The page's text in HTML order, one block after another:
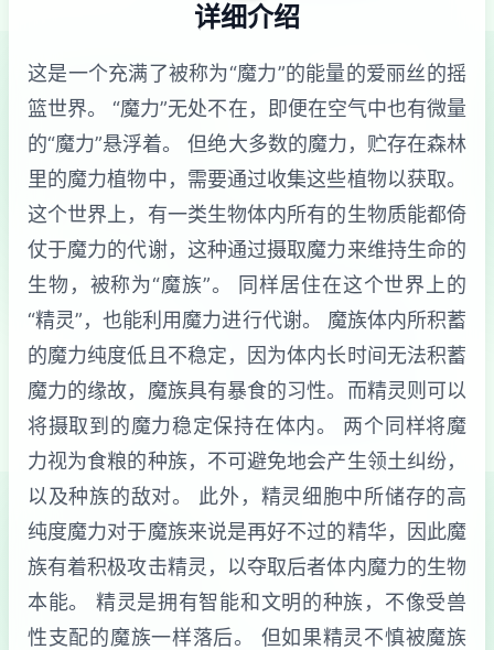
详细介绍
这是一个充满了被称为“魔力”的能量的爱丽丝的摇
篮世界。 “魔力”无处不在，即便在空气中也有微量
的“魔力”悬浮着。 但绝大多数的魔力，贮存在森林
里的魔力植物中，需要通过收集这些植物以获取。
这个世界上，有一类生物体内所有的生物质能都倚
仗于魔力的代谢，这种通过摄取魔力来维持生命的
生物，被称为“魔族”。 同样居住在这个世界上的
“精灵”，也能利用魔力进行代谢。 魔族体内所积蓄
的魔力纯度低且不稳定，因为体内长时间无法积蓄
魔力的缘故，魔族具有暴食的习性。而精灵则可以
将摄取到的魔力稳定保持在体内。 两个同样将魔
力视为食粮的种族，不可避免地会产生领土纠纷，
以及种族的敌对。 此外，精灵细胞中所储存的高
纯度魔力对于魔族来说是再好不过的精华，因此魔
族有着积极攻击精灵，以夺取后者体内魔力的生物
本能。 精灵是拥有智能和文明的种族，不像受兽
性支配的魔族一样落后。 但如果精灵不慎被魔族